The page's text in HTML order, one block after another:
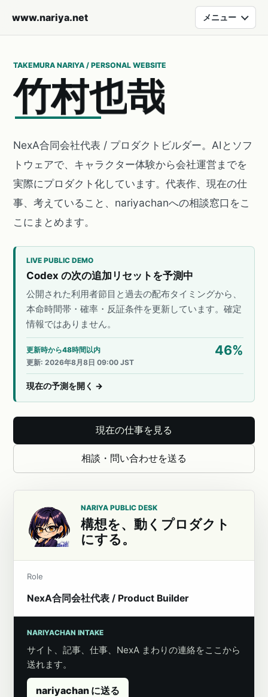
www.nariya.net メニュー
TAKEMURA NARIYA / PERSONAL WEBSITE
竹村也哉
NexA合同会社代表 / プロダクトビルダー。AIとソフ
トウェアで、キャラクター体験から会社運営までを
実際にプロダクト化しています。代表作、現在の仕
事、考えていること、nariyachanへの相談窓口をこ
こにまとめます。
LIVE PUBLIC DEMO
Codex の次の追加リセットを予測中
公開された利用者節目と過去の配布タイミングから、
本命時間帯・確率・反証条件を更新しています。確定
情報ではありません。
更新時から48時間以内 46%
更新:2026年8月8日 09:00 JST
現在の予測を開く →
現在の仕事を見る
相談・問い合わせを送る
NARIYA PUBLIC DESK
構想を、動くプロダクト
にする。
Role
NexA合同会社代表 / Product Builder
NARIYACHAN INTAKE
サイト、記事、仕事、NexA まわりの連絡をここから
送れます。
nariyachan に送る